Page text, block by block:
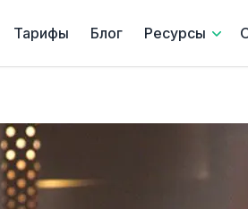
Тарифы Блог Ресурсы